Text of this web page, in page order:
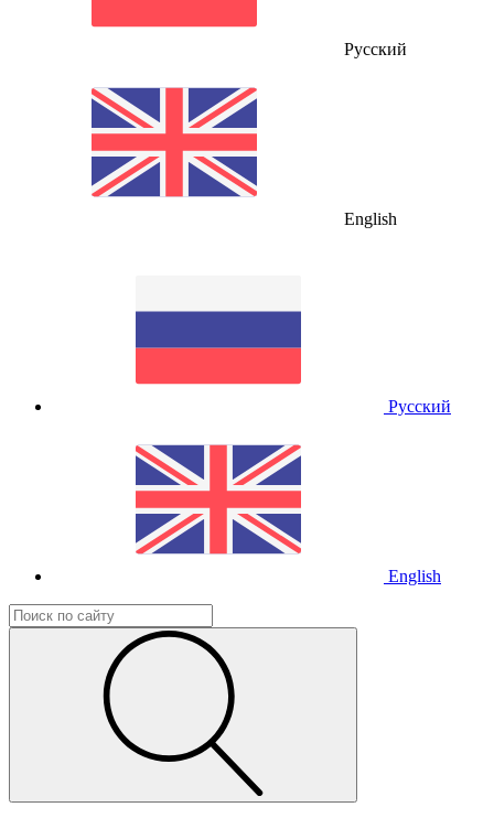
Русский
English
Русский
English